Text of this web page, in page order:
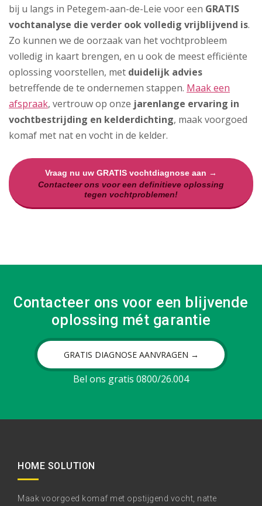
bij u langs in Petegem-aan-de-Leie voor een GRATIS
vochtanalyse die verder ook volledig vrijblijvend is.
Zo kunnen we de oorzaak van het vochtprobleem
volledig in kaart brengen, en u ook de meest efficiënte
oplossing voorstellen, met duidelijk advies
betreffende de te ondernemen stappen. Maak een
afspraak, vertrouw op onze jarenlange ervaring in
vochtbestrijding en kelderdichting, maak voorgoed
komaf met nat en vocht in de kelder.
Vraag nu uw GRATIS vochtdiagnose aan →
Contacteer ons voor een definitieve oplossing
tegen vochtproblemen!
Contacteer ons voor een blijvende
oplossing mét garantie
GRATIS DIAGNOSE AANVRAGEN →
Bel ons gratis 0800/26.004
HOME SOLUTION
Maak voorgoed komaf met opstijgend vocht, natte